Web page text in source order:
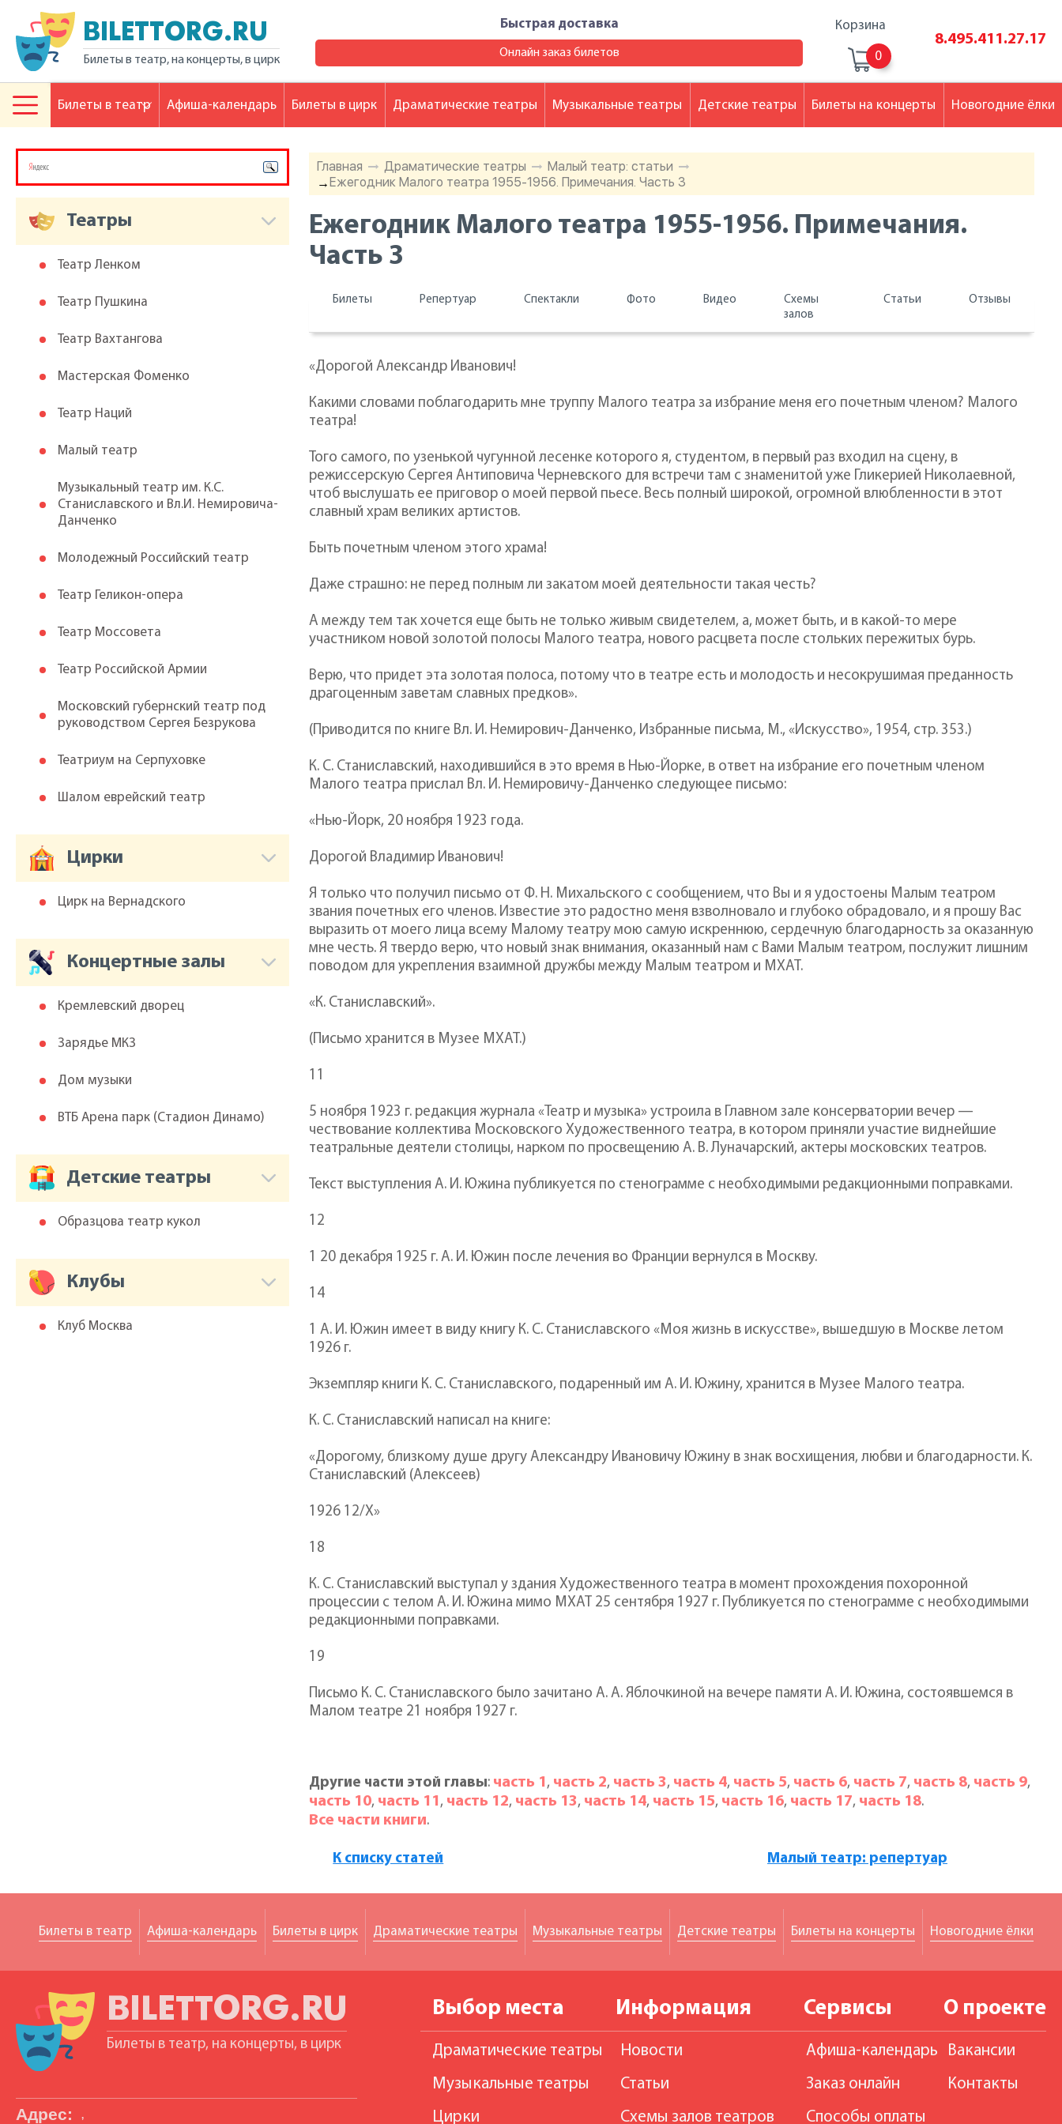
BILETTORG.RU
Билеты в театр, на концерты, в цирк
Быстрая доставка
Онлайн заказ билетов
Корзина
0
8.495.411.27.17
Главная Драматические театры Малый театр: статьи
→Ежегодник Малого театра 1955-1956. Примечания. Часть 3
Ежегодник Малого театра 1955-1956. Примечания.
Часть 3
Билеты Репертуар Спектакли Фото Видео
Схемы
залов
Статьи Отзывы
«Дорогой Александр Иванович!
Какими словами поблагодарить мне труппу Малого театра за избрание меня его почетным членом? Малого
театра!
Того самого, по узенькой чугунной лесенке которого я, студентом, в первый раз входил на сцену, в
режиссерскую Сергея Антиповича Черневского для встречи там с знаменитой уже Гликерией Николаевной,
чтоб выслушать ее приговор о моей первой пьесе. Весь полный широкой, огромной влюбленности в этот
славный храм великих артистов.
Быть почетным членом этого храма!
Даже страшно: не перед полным ли закатом моей деятельности такая честь?
А между тем так хочется еще быть не только живым свидетелем, а, может быть, и в какой-то мере
участником новой золотой полосы Малого театра, нового расцвета после стольких пережитых бурь.
Верю, что придет эта золотая полоса, потому что в театре есть и молодость и несокрушимая преданность
драгоценным заветам славных предков».
(Приводится по книге Вл. И. Немирович-Данченко, Избранные письма, М., «Искусство», 1954, стр. 353.)
К. С. Станиславский, находившийся в это время в Нью-Йорке, в ответ на избрание его почетным членом
Малого театра прислал Вл. И. Немировичу-Данченко следующее письмо:
«Нью-Йорк, 20 ноября 1923 года.
Дорогой Владимир Иванович!
Я только что получил письмо от Ф. Н. Михальского с сообщением, что Вы и я удостоены Малым театром
звания почетных его членов. Известие это радостно меня взволновало и глубоко обрадовало, и я прошу Вас
выразить от моего лица всему Малому театру мою самую искреннюю, сердечную благодарность за оказанную
мне честь. Я твердо верю, что новый знак внимания, оказанный нам с Вами Малым театром, послужит лишним
поводом для укрепления взаимной дружбы между Малым театром и МХАТ.
«К. Станиславский».
(Письмо хранится в Музее МХАТ.)
11
5 ноября 1923 г. редакция журнала «Театр и музыка» устроила в Главном зале консерватории вечер —
чествование коллектива Московского Художественного театра, в котором приняли участие виднейшие
театральные деятели столицы, нарком по просвещению А. В. Луначарский, актеры московских театров.
Текст выступления А. И. Южина публикуется по стенограмме с необходимыми редакционными поправками.
12
1 20 декабря 1925 г. А. И. Южин после лечения во Франции вернулся в Москву.
14
1 А. И. Южин имеет в виду книгу К. С. Станиславского «Моя жизнь в искусстве», вышедшую в Москве летом
1926 г.
Экземпляр книги К. С. Станиславского, подаренный им А. И. Южину, хранится в Музее Малого театра.
К. С. Станиславский написал на книге:
«Дорогому, близкому душе другу Александру Ивановичу Южину в знак восхищения, любви и благодарности. К.
Станиславский (Алексеев)
1926 12/Х»
18
К. С. Станиславский выступал у здания Художественного театра в момент прохождения похоронной
процессии с телом А. И. Южина мимо МХАТ 25 сентября 1927 г. Публикуется по стенограмме с необходимыми
редакционными поправками.
19
Письмо К. С. Станиславского было зачитано А. А. Яблочкиной на вечере памяти А. И. Южина, состоявшемся в
Малом театре 21 ноября 1927 г.
Другие части этой главы: часть 1 , часть 2, часть 3, часть 4, часть 5, часть 6, часть 7, часть 8, часть 9,
часть 10, часть 11 , часть 12, часть 13, часть 14, часть 15, часть 16, часть 17, часть 18.
Все части книги.
К списку статей Малый театр: репертуар
Театры
Театр Ленком
Театр Пушкина
Театр Вахтангова
Мастерская Фоменко
Театр Наций
Малый театр
Музыкальный театр им. К.С.
Станиславского и Вл.И. Немировича-
Данченко
Молодежный Российский театр
Театр Геликон-опера
Театр Моссовета
Театр Российской Армии
Московский губернский театр под
руководством Сергея Безрукова
Театриум на Серпуховке
Шалом еврейский театр
Цирки
Цирк на Вернадского
Концертные залы
Кремлевский дворец
Зарядье МКЗ
Дом музыки
ВТБ Арена парк (Cтадион Динамо)
Детские театры
Образцова театр кукол
Клубы
Клуб Москва
Билеты в театр Афиша-календарь Билеты в цирк Драматические театры Музыкальные театры Детские театры Билеты на концерты Новогодние ёлки
Билеты в театр Афиша-календарь Билеты в цирк Драматические театры Музыкальные театры Детские театры Билеты на концерты Новогодние ёлки
BILETTORG.RU
Билеты в театр, на концерты, в цирк
Адрес: ,
Выбор места Информация Сервисы О проекте
Драматические театры
Музыкальные театры
Цирки
Новости
Статьи
Схемы залов театров
Афиша-календарь
Заказ онлайн
Способы оплаты
Вакансии
Контакты